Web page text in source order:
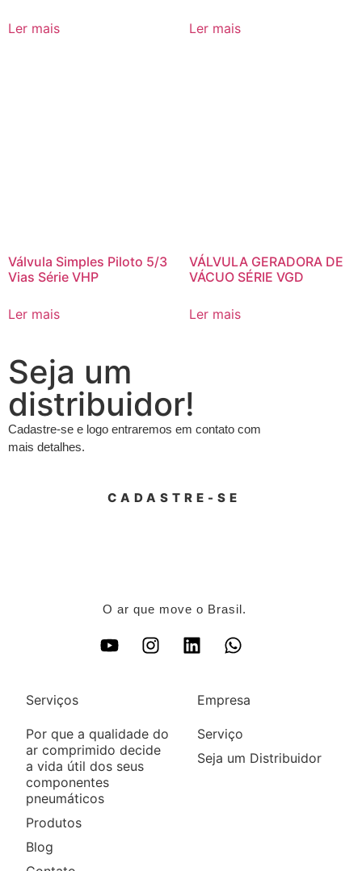
Ler mais Ler mais
Válvula Simples Piloto 5/3
Vias Série VHP
Ler mais
VÁLVULA GERADORA DE
VÁCUO SÉRIE VGD
Ler mais
Seja um
distribuidor!
Cadastre-se e logo entraremos em contato com
mais detalhes.
CADASTRE-SE
O ar que move o Brasil.
Serviços
Por que a qualidade do
ar comprimido decide
a vida útil dos seus
componentes
pneumáticos
Produtos
Blog
Empresa
Serviço
Seja um Distribuidor